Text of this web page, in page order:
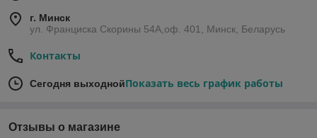
г. Минск
ул. Франциска Скорины 54А,оф. 401, Минск, Беларусь
Контакты
Сегодня выходнойПоказать весь график работы
Отзывы о магазине